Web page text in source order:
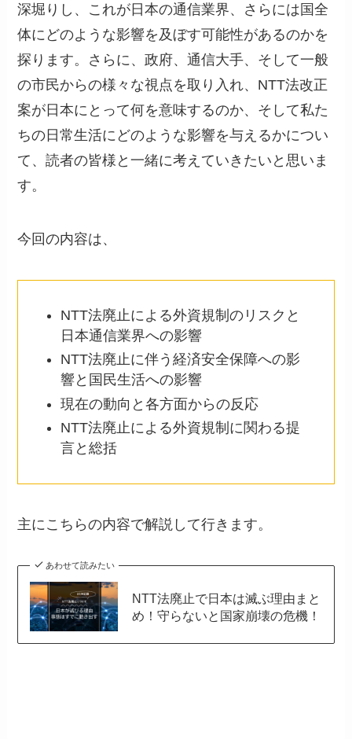
深堀りし、これが日本の通信業界、さらには国全
体にどのような影響を及ぼす可能性があるのかを
探ります。さらに、政府、通信大手、そして一般
の市民からの様々な視点を取り入れ、NTT法改正
案が日本にとって何を意味するのか、そして私た
ちの日常生活にどのような影響を与えるかについ
て、読者の皆様と一緒に考えていきたいと思いま
す。
今回の内容は、
NTT法廃止による外資規制のリスクと
日本通信業界への影響
NTT法廃止に伴う経済安全保障への影
響と国民生活への影響
現在の動向と各方面からの反応
NTT法廃止による外資規制に関わる提
言と総括
主にこちらの内容で解説して行きます。
あわせて読みたい
NTT法廃止で日本は滅ぶ理由まと
め！守らないと国家崩壊の危機！